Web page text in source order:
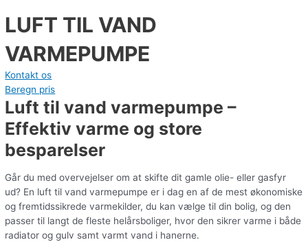
LUFT TIL VAND
VARMEPUMPE
Kontakt os
Beregn pris
Luft til vand varmepumpe –
Effektiv varme og store
besparelser
Går du med overvejelser om at skifte dit gamle olie- eller gasfyr
ud? En luft til vand varmepumpe er i dag en af de mest økonomiske
og fremtidssikrede varmekilder, du kan vælge til din bolig, og den
passer til langt de fleste helårsboliger, hvor den sikrer varme i både
radiator og gulv samt varmt vand i hanerne.